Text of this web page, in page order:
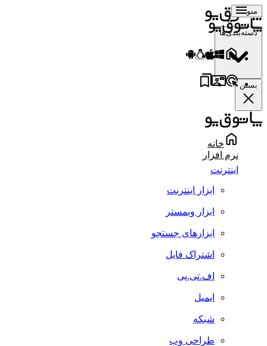
منو
دسته‌بندی‌ها
بستن
خانه
نرم افزار
اینترنت
ابزار اینترنت
ابزار وبمستر
ابزارهای جستجو
اشتراک فایل
اف.تی.پی
ایمیل
شبکه
طراحی وب